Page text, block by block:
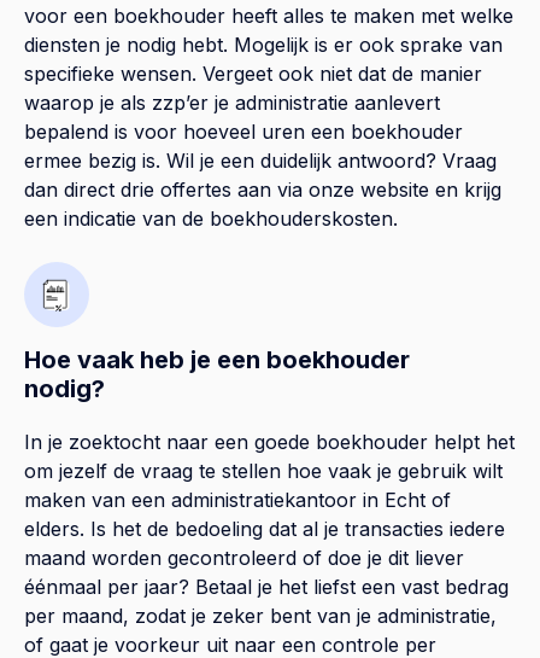
voor een boekhouder heeft alles te maken met welke
diensten je nodig hebt. Mogelijk is er ook sprake van
specifieke wensen. Vergeet ook niet dat de manier
waarop je als zzp’er je administratie aanlevert
bepalend is voor hoeveel uren een boekhouder
ermee bezig is. Wil je een duidelijk antwoord? Vraag
dan direct drie offertes aan via onze website en krijg
een indicatie van de boekhouderskosten.
Hoe vaak heb je een boekhouder
nodig?
In je zoektocht naar een goede boekhouder helpt het
om jezelf de vraag te stellen hoe vaak je gebruik wilt
maken van een administratiekantoor in Echt of
elders. Is het de bedoeling dat al je transacties iedere
maand worden gecontroleerd of doe je dit liever
éénmaal per jaar? Betaal je het liefst een vast bedrag
per maand, zodat je zeker bent van je administratie,
of gaat je voorkeur uit naar een controle per